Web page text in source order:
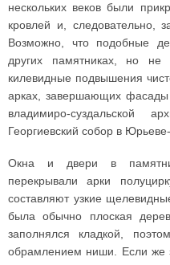
нескольких веков были
кровлей и, следовательно,
Возможно, что подобные
других памятниках, но не
килевидные подвышения
арках, завершающих фасады
владимиро-суздальской
Георгиевский собор в
Окна и двери в
перекрывали арки
составляют узкие
была обычно плоская
заполнялся кладкой,
обрамлением ниши. Если же